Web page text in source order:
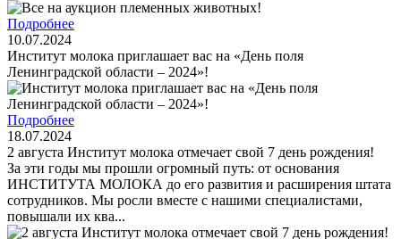
Подробнее
10.07.2024
Институт молока приглашает вас на «День поля
Ленинградской области – 2024»!
Подробнее
18.07.2024
2 августа Институт молока отмечает свой 7 день рождения!
За эти годы мы прошли огромный путь: от основания
ИНСТИТУТА МОЛОКА до его развития и расширения штата
сотрудников. Мы росли вместе с нашими специалистами,
повышали их ква...